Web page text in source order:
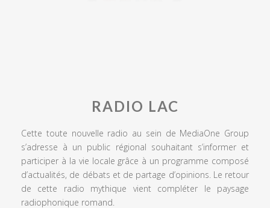
RADIO LAC
Cette toute nouvelle radio au sein de MediaOne Group
s’adresse à un public régional souhaitant s’informer et
participer à la vie locale grâce à un programme composé
d’actualités, de débats et de partage d’opinions. Le retour
de cette radio mythique vient compléter le paysage
radiophonique romand.